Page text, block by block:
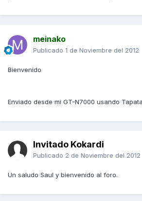
meinako
Publicado 1 de Noviembre del 2012
Bienvenido
Enviado desde mi GT-N7000 usando
Invitado Kokardi
Publicado 2 de Noviembre del 2012
Un saludo Saul y bienvenido al foro.